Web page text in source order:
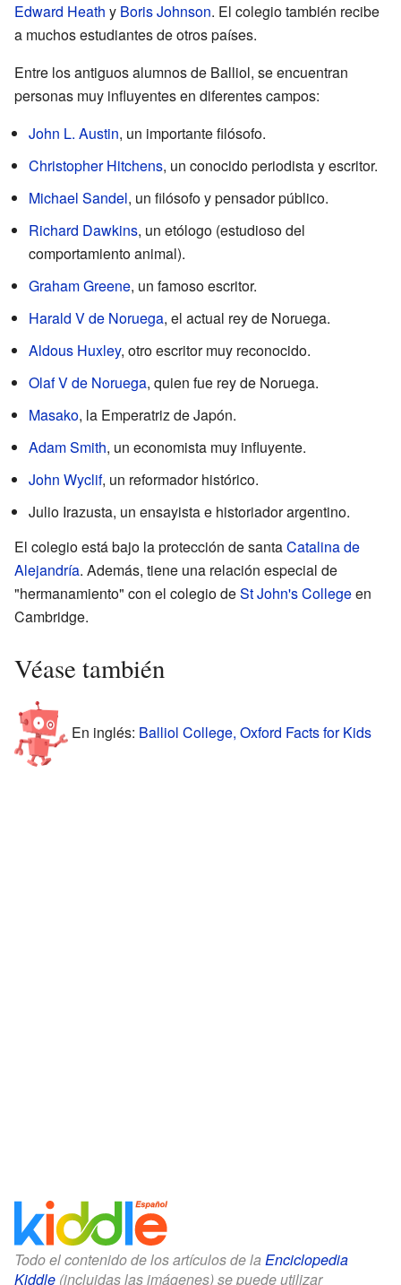
Edward Heath y Boris Johnson. El colegio también recibe
a muchos estudiantes de otros países.
Entre los antiguos alumnos de Balliol, se encuentran
personas muy influyentes en diferentes campos:
John L. Austin, un importante filósofo.
Christopher Hitchens, un conocido periodista y escritor.
Michael Sandel, un filósofo y pensador público.
Richard Dawkins, un etólogo (estudioso del
comportamiento animal).
Graham Greene, un famoso escritor.
Harald V de Noruega, el actual rey de Noruega.
Aldous Huxley, otro escritor muy reconocido.
Olaf V de Noruega, quien fue rey de Noruega.
Masako, la Emperatriz de Japón.
Adam Smith, un economista muy influyente.
John Wyclif, un reformador histórico.
Julio Irazusta, un ensayista e historiador argentino.
El colegio está bajo la protección de santaCatalina de
Alejandría. Además, tiene una relación especial de
"hermanamiento" con el colegio deSt John's Collegeen
Cambridge.
Véase también
En inglés: Balliol College, Oxford Facts for Kids
Todo el contenido de los artículos de la Enciclopedia
Kiddle (incluidas las imágenes) se puede utilizar